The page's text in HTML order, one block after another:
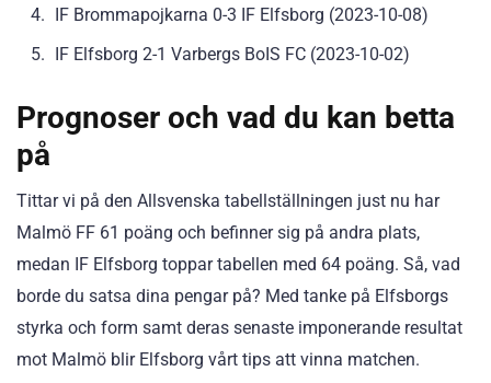
IF Brommapojkarna 0-3 IF Elfsborg (2023-10-08)
IF Elfsborg 2-1 Varbergs BoIS FC (2023-10-02)
Prognoser och vad du kan betta
på
Tittar vi på den Allsvenska tabellställningen just nu har
Malmö FF 61 poäng och befinner sig på andra plats,
medan IF Elfsborg toppar tabellen med 64 poäng. Så, vad
borde du satsa dina pengar på? Med tanke på Elfsborgs
styrka och form samt deras senaste imponerande resultat
mot Malmö blir Elfsborg vårt tips att vinna matchen.